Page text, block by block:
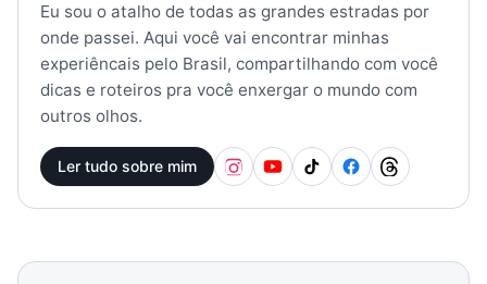
Eu sou o atalho de todas as grandes estradas por
onde passei. Aqui você vai encontrar minhas
experiêncais pelo Brasil, compartilhando com você
dicas e roteiros pra você enxergar o mundo com
outros olhos.
Ler tudo sobre mim